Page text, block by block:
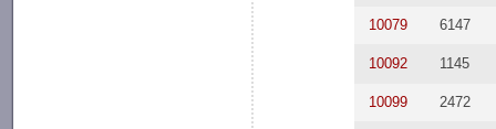
10079 6147
10092 1145
10099 2472